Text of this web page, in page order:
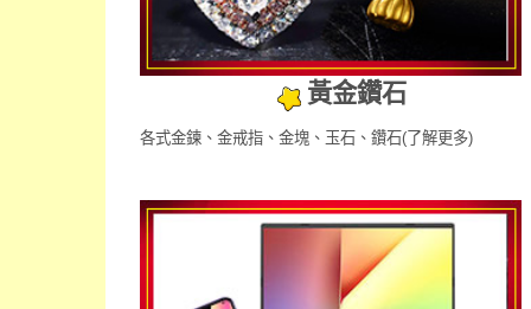
黃金鑽石
各式金鍊、金戒指、金塊、玉石、鑽石(了解更多)